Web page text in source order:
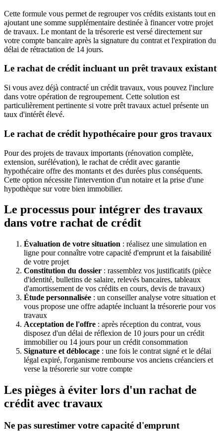
Cette formule vous permet de regrouper vos crédits existants tout en
ajoutant une somme supplémentaire destinée à financer votre projet
de travaux. Le montant de la trésorerie est versé directement sur
votre compte bancaire après la signature du contrat et l'expiration du
délai de rétractation de 14 jours.
Le rachat de crédit incluant un prêt travaux existant
Si vous avez déjà contracté un crédit travaux, vous pouvez l'inclure
dans votre opération de regroupement. Cette solution est
particulièrement pertinente si votre prêt travaux actuel présente un
taux d'intérêt élevé.
Le rachat de crédit hypothécaire pour gros travaux
Pour des projets de travaux importants (rénovation complète,
extension, surélévation), le rachat de crédit avec garantie
hypothécaire offre des montants et des durées plus conséquents.
Cette option nécessite l'intervention d'un notaire et la prise d'une
hypothèque sur votre bien immobilier.
Le processus pour intégrer des travaux
dans votre rachat de crédit
Évaluation de votre situation : réalisez une simulation en
ligne pour connaître votre capacité d'emprunt et la faisabilité
de votre projet
Constitution du dossier : rassemblez vos justificatifs (pièce
d'identité, bulletins de salaire, relevés bancaires, tableaux
d'amortissement de vos crédits en cours, devis de travaux)
Étude personnalisée : un conseiller analyse votre situation et
vous propose une offre adaptée incluant la trésorerie pour vos
travaux
Acceptation de l'offre : après réception du contrat, vous
disposez d'un délai de réflexion de 10 jours pour un crédit
immobilier ou 14 jours pour un crédit consommation
Signature et déblocage : une fois le contrat signé et le délai
légal expiré, l'organisme rembourse vos anciens créanciers et
verse la trésorerie sur votre compte
Les pièges à éviter lors d'un rachat de
crédit avec travaux
Ne pas surestimer votre capacité d'emprunt